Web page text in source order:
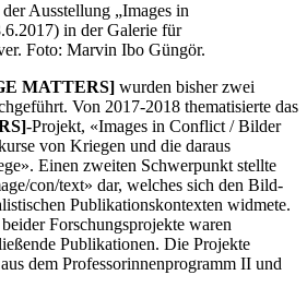
Ausstellung „Images in
in der Galerie für
Foto: Marvin Ibo Güngör.
MATTERS] wurden bisher zwei
Von 2017-2018 thematisierte das
-Projekt, «Images in Conflict / Bilder
von Kriegen und die daraus
Einen zweiten Schwerpunkt stellte
con/text» dar, welches sich den Bild-
Publikationskontexten widmete.
Forschungsprojekte waren
Publikationen. Die Projekte
dem Professorinnenprogramm II und